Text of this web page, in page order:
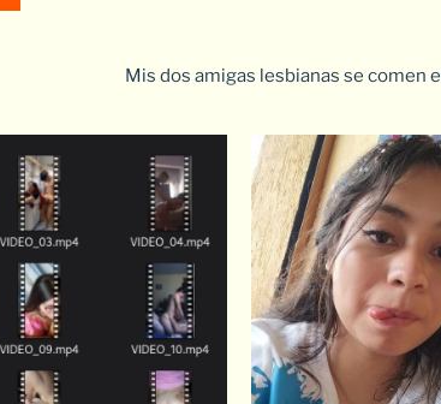
Mis dos amigas lesbianas se comen